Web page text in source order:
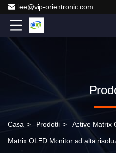
lee@vip-orientronic.com
Casa > Prodotti > Active Matrix
Matrix OLED Monitor ad alta